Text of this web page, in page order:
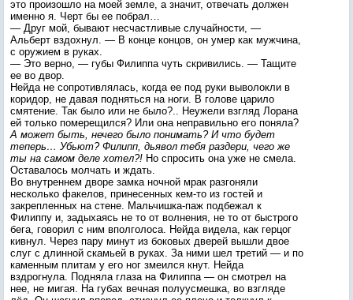
это произошло на моей земле, а значит, отвечать должен
именно я. Черт бы ее побрал…
— Друг мой, бывают несчастливые случайности, —
Альберт вздохнул. — В конце концов, он умер как мужчина,
с оружием в руках.
— Это верно, — губы Филиппа чуть скривились. — Тащите
ее во двор.
Нейда не сопротивлялась, когда ее под руки выволокли в
коридор, не давая подняться на ноги. В голове царило
смятение. Так было или не было?.. Неужели взгляд Лорана
ей только померещился? Или она неправильно его поняла?
А может быть, нечего было понимать? И что будет
теперь… Убьют? Филипп, дьявол тебя раздери, чего же
ты на самом деле хотел?! Но спросить она уже не смела.
Оставалось молчать и ждать.
Во внутреннем дворе замка ночной мрак разгоняли
несколько факелов, принесенных кем-то из гостей и
закрепленных на стене. Мальчишка-паж подбежал к
Филиппу и, задыхаясь не то от волнения, не то от быстрого
бега, говорил с ним вполголоса. Нейда видела, как герцог
кивнул. Через пару минут из боковых дверей вышли двое
слуг с длинной скамьей в руках. За ними шел третий — и по
каменным плитам у его ног змеился кнут. Нейда
вздрогнула. Подняла глаза на Филиппа — он смотрел на
нее, не мигая. На губах вечная полуусмешка, во взгляде